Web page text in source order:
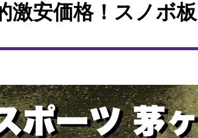
激安価格！スノボ板